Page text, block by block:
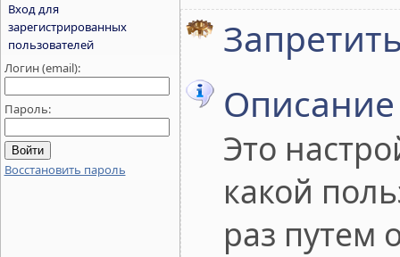
Вход для
зарегистрированных
пользователей
Логин (email):
Пароль:
Восстановить пароль
Это
какой
раз путем